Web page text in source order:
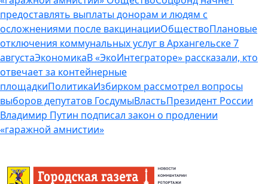
предоставлять выплаты донорам и людям с
осложнениями после вакцинацииОбществоПлановые
отключения коммунальных услуг в Архангельске 7
августаЭкономикаВ «ЭкоИнтеграторе» рассказали, кто
отвечает за контейнерные
площадкиПолитикаИзбирком рассмотрел вопросы
выборов депутатов ГосдумыВластьПрезидент России
Владимир Путин подписал закон о продлении
«гаражной амнистии»